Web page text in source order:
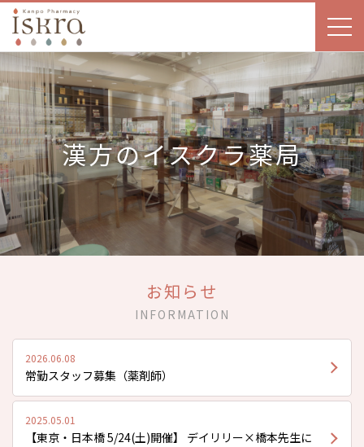
漢方のイスクラ薬局
お知らせ
INFORMATION
2026.06.08
常勤スタッフ募集（薬剤師）
2025.05.01
【東京・日本橋 5/24(土)開催】 デイリリー×橋本先生に